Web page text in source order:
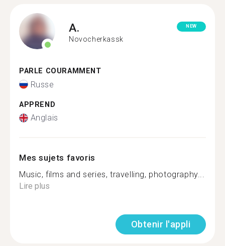
A.
Novocherkassk
NEW
PARLE COURAMMENT
Russe
APPREND
Anglais
Mes sujets favoris
Music, films and series, travelling, photography...
Lire plus
Obtenir l'appli